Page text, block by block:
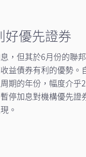
好優先證券
，但其於6月份的聯
益債券有利的優勢
期的年份，幅度介
停加息對機構優先證
。